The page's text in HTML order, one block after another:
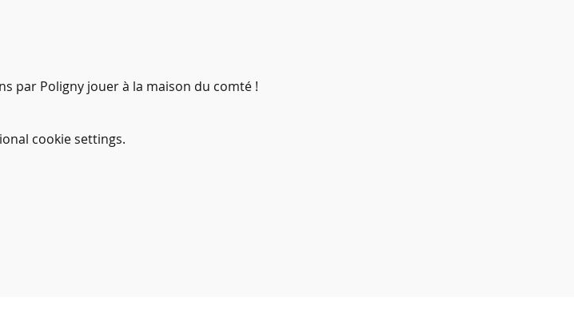
par Poligny jouer à la maison du comté !
cookie settings.